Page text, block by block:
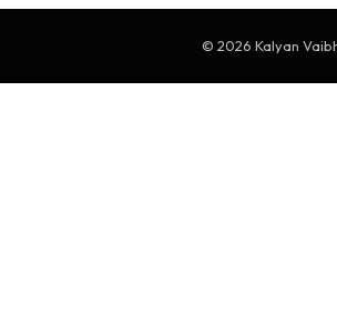
© 2026 Kalyan